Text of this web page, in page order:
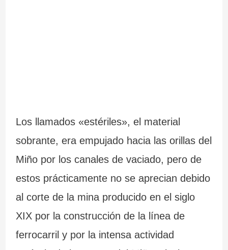
Los llamados «estériles», el material
sobrante, era empujado hacia las orillas del
Miño por los canales de vaciado, pero de
estos prácticamente no se aprecian debido
al corte de la mina producido en el siglo
XIX por la construcción de la línea de
ferrocarril y por la intensa actividad